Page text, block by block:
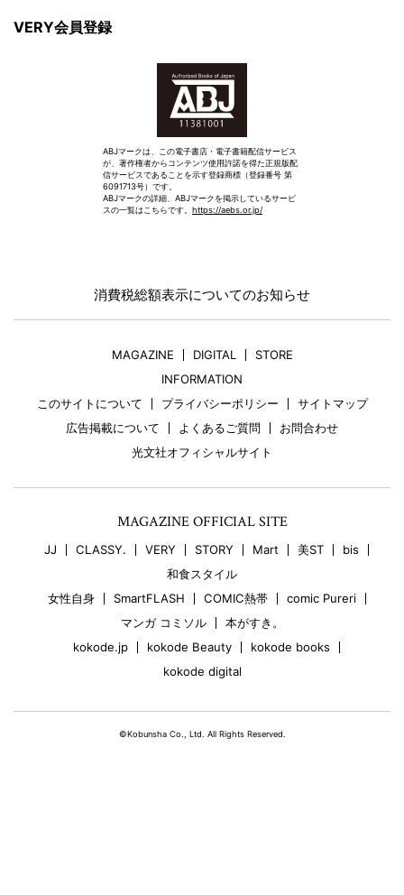
VERY会員登録
ABJマークは、この電子書店・電子書籍配信サービス
が、著作権者からコンテンツ使用許諾を得た正規版配
信サービスであることを示す登録商標（登録番号 第
6091713号）です。
ABJマークの詳細、ABJマークを掲示しているサービ
スの一覧はこちらです。 https://aebs.or.jp/
消費税総額表示についてのお知らせ
MAGAZINE DIGITAL
STORE
INFORMATION
このサイトについて
プライバシーポリシー
サイトマップ
広告掲載について
よくあるご質問
お問合わせ
光文社オフィシャルサイト
MAGAZINE OFFICIAL SITE
JJ CLASSY. VERY STORY Mart 美ST
bis
和食スタイル
女性自身
SmartFLASH COMIC熱帯
comic Pureri
マンガ コミソル
本がすき。
kokode.jp
kokode Beauty
kokode books
kokode digital
©Kobunsha Co., Ltd. All Rights Reserved.